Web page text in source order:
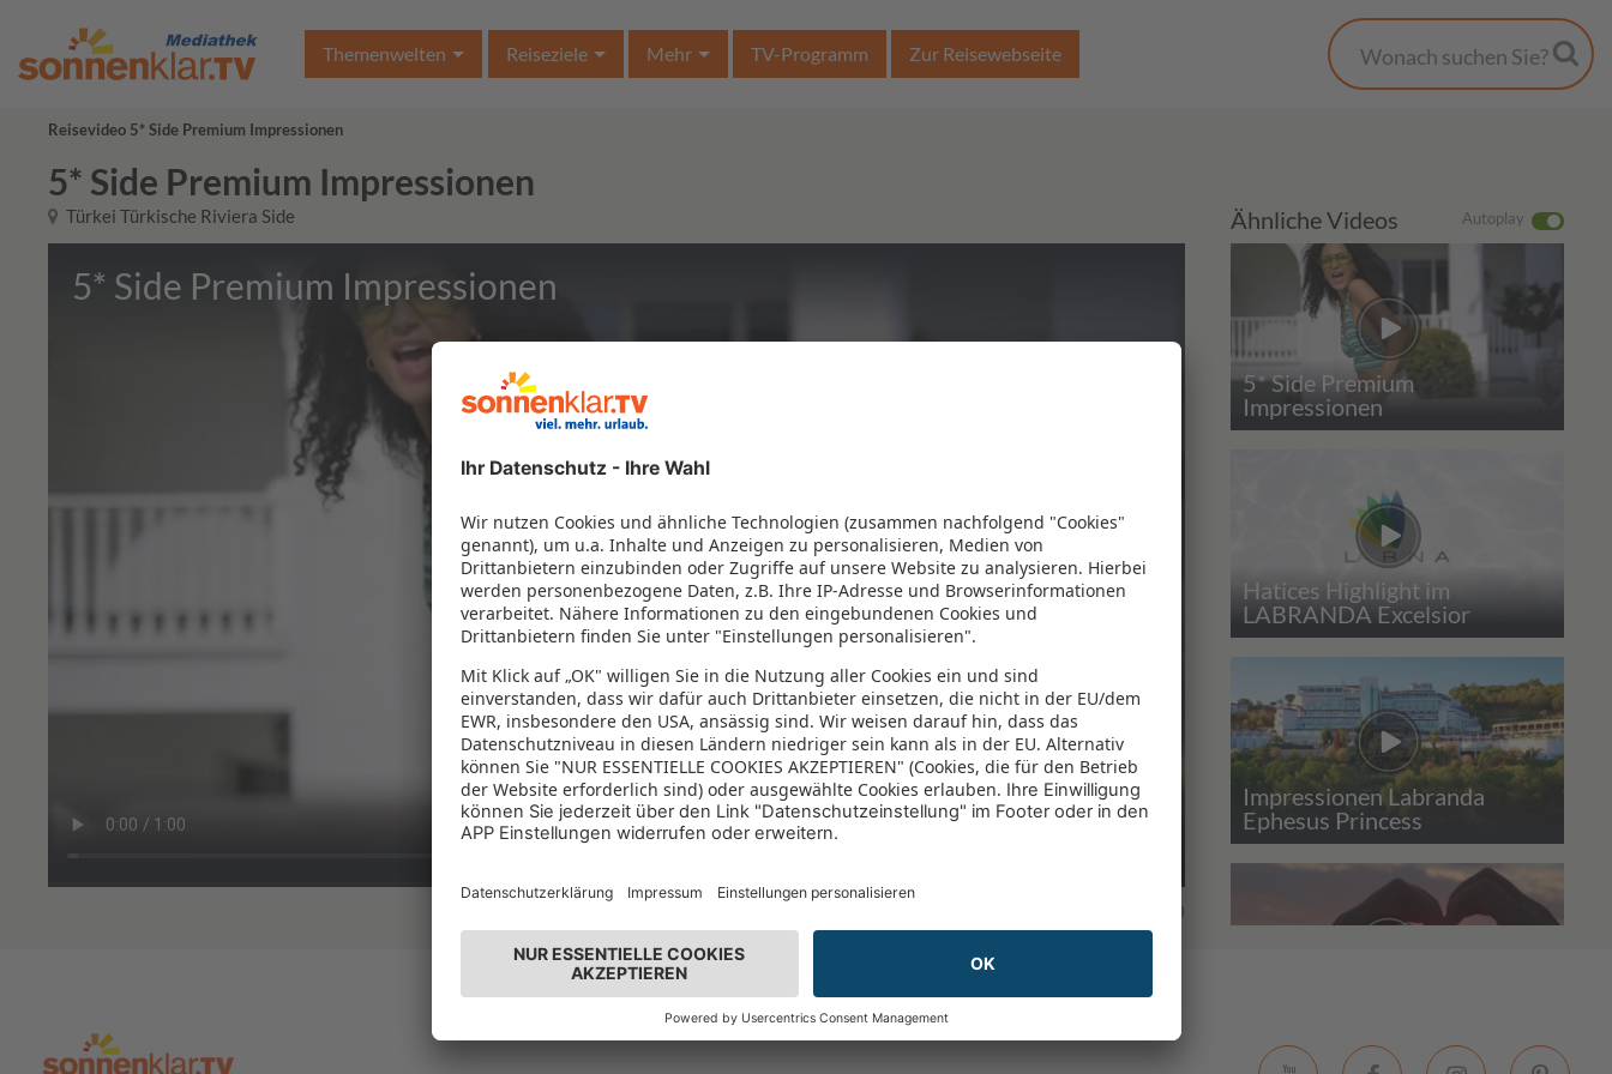
Themenwelten Reiseziele Mehr TV-Programm Zur Reisewebseite
Reisevideo 5* Side Premium Impressionen
5* Side Premium Impressionen
Türkei Türkische Riviera Side Ähnliche Videos Autoplay
5* Side Premium Impressionen
0
5* Side Premium
Impressionen
Hatices Highlight im
LABRANDA Excelsior
Impressionen Labranda
Ephesus Princess